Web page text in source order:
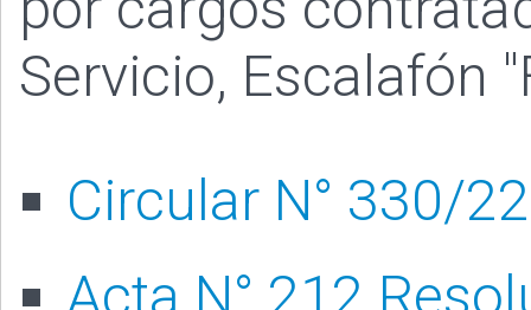
Servicio, Escalafón
Circular N° 330/22
Acta N° 212